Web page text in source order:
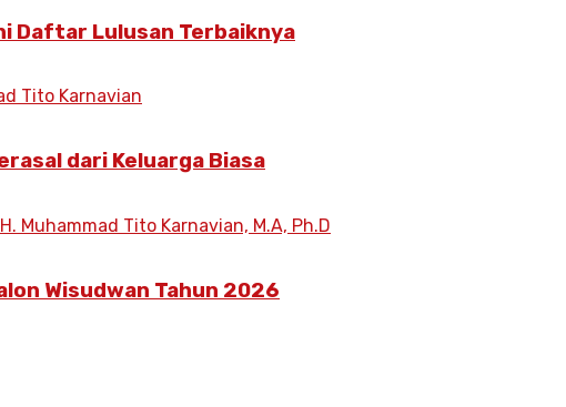
Daftar Lulusan Terbaiknya
dari Keluarga Biasa
Wisudwan Tahun 2026